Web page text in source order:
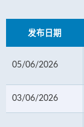
发布日期
05/06/2026
03/06/2026